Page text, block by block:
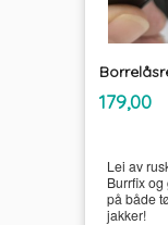
Pris
179,00inkl.
Lei av
Burrfix
på både
jakker!